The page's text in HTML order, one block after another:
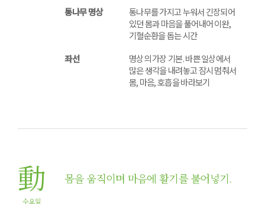
통나무 명상
통나무를 가지고 누워서 긴장되어
있던 몸과 마음을 풀어내어 이완,
기혈순환을 돕는 시간
좌선
명상의 가장 기본. 바쁜 일상에서
많은 생각을 내려놓고 잠시 멈춰서
몸, 마음, 호흡을 바라보기
動
수요일
몸을 움직이며 마음에 활기를 불어넣기.